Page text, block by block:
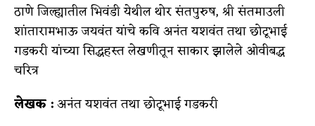
ठाणे जिल्ह्यातील भिवंडी येथील थोर संतपुरुष, श्री संतमाउली
शांतारामभाऊ जयवंत यांचे कवि अनंत यशवंत तथा छोटूभाई
गडकरी यांच्या सिद्धहस्त लेखणीतून साकार झालेले ओवीबद्ध
चरित्र
लेखक :अनंत यशवंत तथा छोटूभाई गडकरी